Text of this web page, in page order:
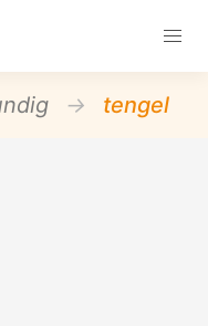
tengel